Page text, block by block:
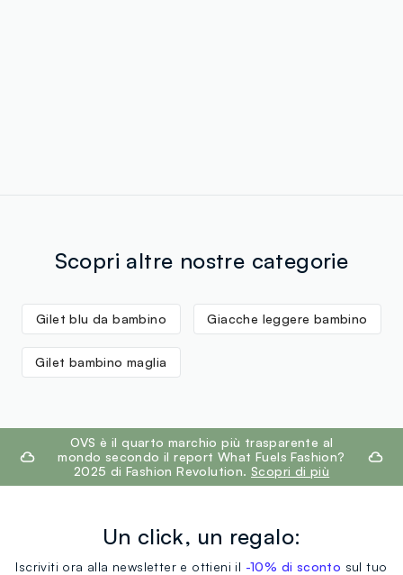
Scopri altre nostre categorie
Gilet blu da bambino Giacche leggere bambino
Gilet bambino maglia
footer.ariatitleOVS è il quarto marchio più trasparente al
mondo secondo il report What Fuels Fashion?
2025 di Fashion Revolution. Scopri di più
Un click, un regalo:
Iscriviti ora alla newsletter e ottieni il -10% di sconto sul tuo